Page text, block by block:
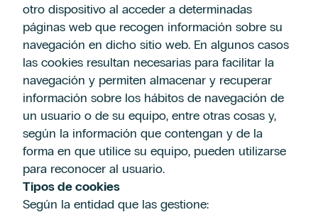
otro dispositivo al acceder a determinadas
páginas web que recogen información sobre su
navegación en dicho sitio web. En algunos casos
las cookies resultan necesarias para facilitar la
navegación y permiten almacenar y recuperar
información sobre los hábitos de navegación de
un usuario o de su equipo, entre otras cosas y,
según la información que contengan y de la
forma en que utilice su equipo, pueden utilizarse
para reconocer al usuario.
Tipos de cookies
Según la entidad que las gestione: